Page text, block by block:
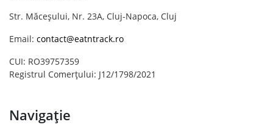
Str. Măceșului, Nr. 23A, Cluj-Napoca, Cluj
Email: contact@eatntrack.ro
CUI: RO39757359
Registrul Comerțului: J12/1798/2021
Navigație